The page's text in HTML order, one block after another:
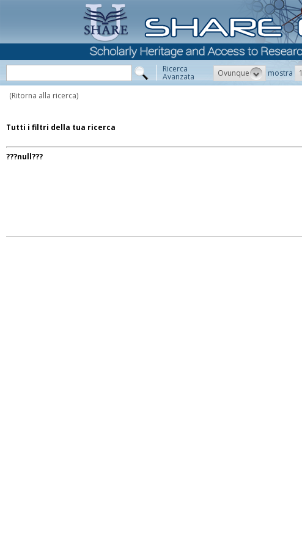
Ricerca
Avanzata Ovunque mostra
(Ritorna alla ricerca)
Tutti i filtri della tua ricerca
???null???